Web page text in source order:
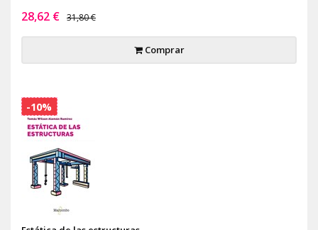
28,62 € 31,80 €
Comprar
-10%